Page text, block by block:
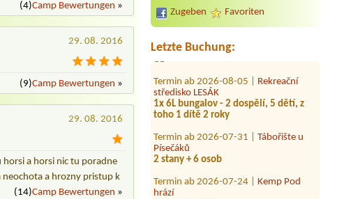
Zugeben Favoriten
Letzte Buchung:
Termin ab 2026-07-31 |
11
Termin ab 2026-08-05 |
středisko LESÁK
1x 6L bungalov - 2 dospělí, 5 dětí, z
toho 1 dítě 2 roky
Termin ab 2026-07-31 |
Písečáků
2 stany + 6 osob
Termin ab 2026-07-24 |
hrází
1 stan +3osoby
(4)Camp Bewertungen »
29. 08. 2016
(9)Camp Bewertungen »
29. 08. 2016
a horsi nic tu poradne
neochota a hrozny pristup k
(14)Camp Bewertungen »